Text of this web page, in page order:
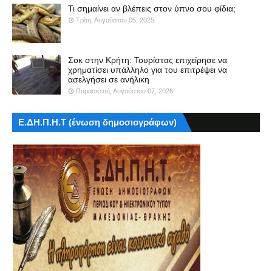
Τι σημαίνει αν βλέπεις στον ύπνο σου φίδια;
Τρίτη, Αυγούστου 05, 2025
Σοκ στην Κρήτη: Τουρίστας επιχείρησε να
χρηματίσει υπάλληλο για του επιτρέψει να
ασελγήσει σε ανήλικη
Παρασκευή, Αυγούστου 07, 2026
Ε.ΔΗ.Π.Η.Τ (ένωση δημοσιογράφων)